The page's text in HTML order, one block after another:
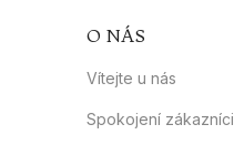
O NÁS
Vítejte u nás
Spokojení zákazníci